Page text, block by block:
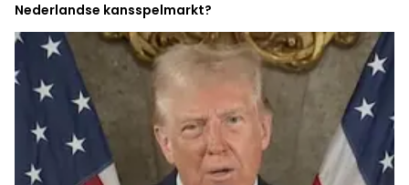
Nederlandse kansspelmarkt?